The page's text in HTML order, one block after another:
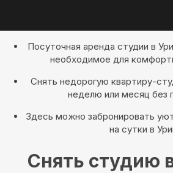
Посуточная аренда студии в
необходимое для
Снять недорогую квартиру-
неделю или месяц без
Здесь можно забронировать
на сутки в
Снять студию